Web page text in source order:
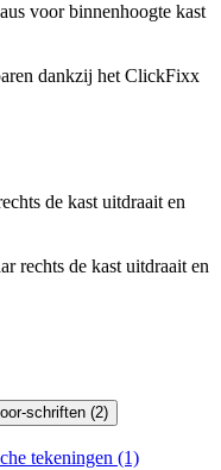
voor binnenhoogte kast
dankzij het ClickFixx
de kast uitdraait en
rechts de kast uitdraait en
schriften (2)
tekeningen (1)